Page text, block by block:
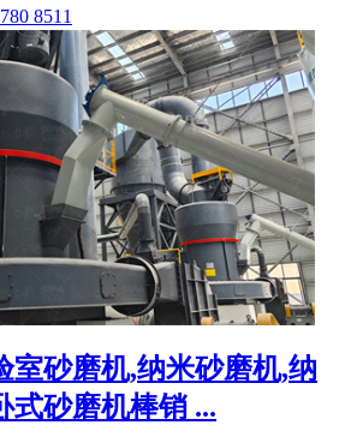
8511
室砂磨机,纳米砂磨机,纳
式砂磨机棒销 ...